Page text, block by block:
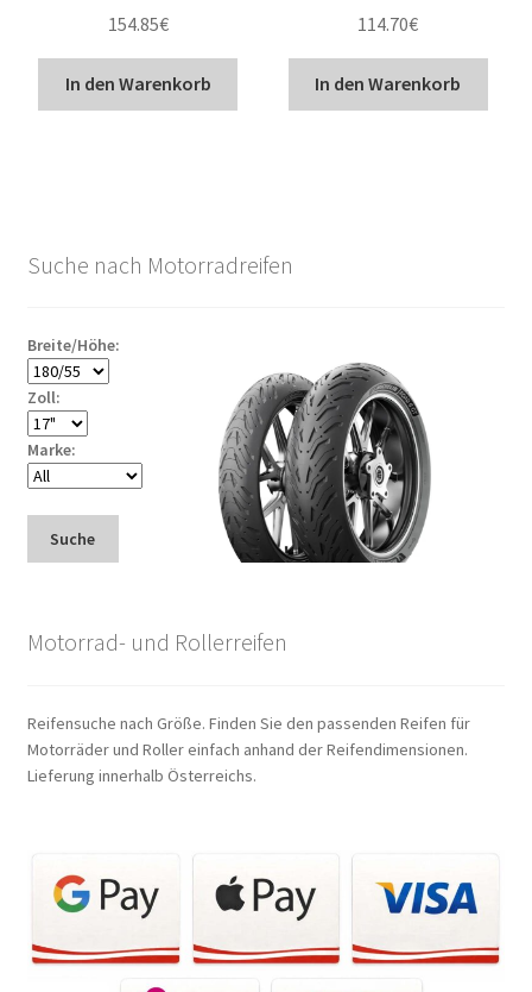
154.85€
In den Warenkorb
114.70€
In den Warenkorb
Suche nach Motorradreifen
Breite/Höhe:
Zoll:
Marke:
Suche
Motorrad- und Rollerreifen
Reifensuche nach Größe. Finden Sie den passenden Reifen für
Motorräder und Roller einfach anhand der Reifendimensionen.
Lieferung innerhalb Österreichs.